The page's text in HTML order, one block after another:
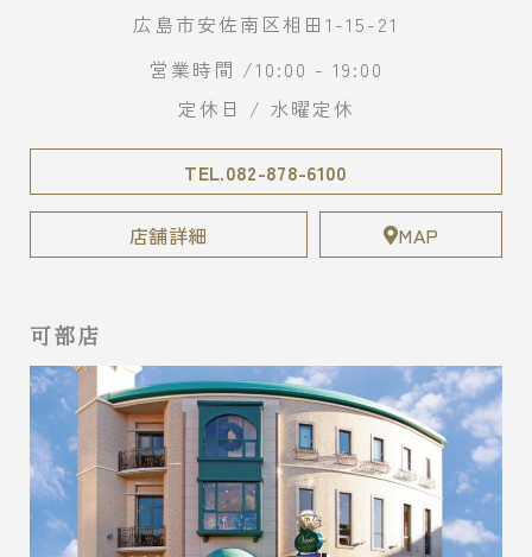
広島市安佐南区相田1-15-21
営業時間 /10:00 - 19:00
定休日 / 水曜定休
TEL.082-878-6100
店舗詳細 MAP
可部店